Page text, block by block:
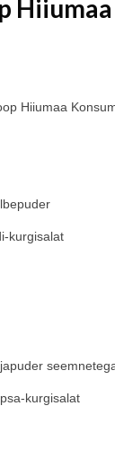
Hiiumaa
kurgisalat
kurgisalat